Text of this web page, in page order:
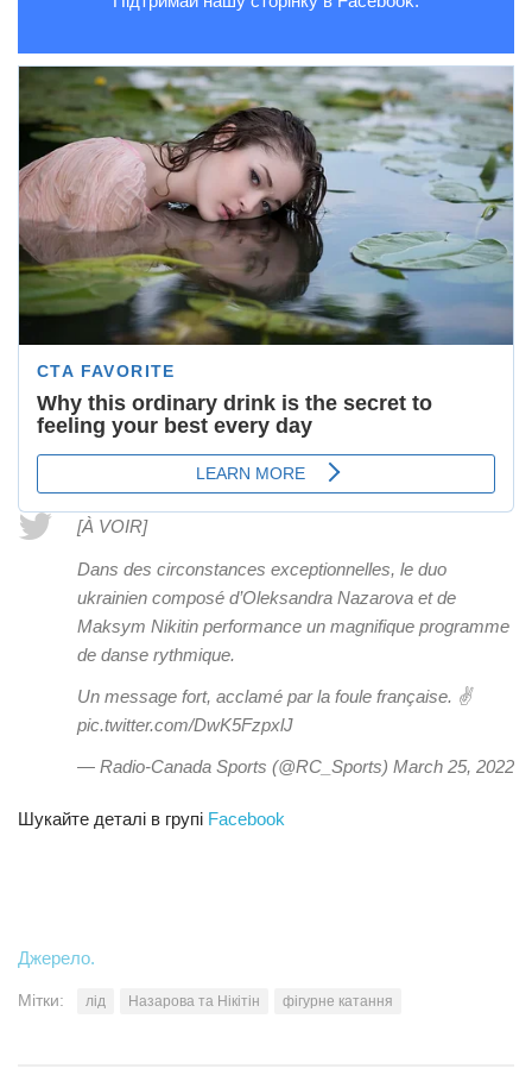
[À VOIR]
Dans des circonstances exceptionnelles, le duo
ukrainien composé d’Oleksandra Nazarova et de
Maksym Nikitin performance un magnifique programme
de danse rythmique.
Un message fort, acclamé par la foule française. ✌️
pic.twitter.com/DwK5FzpxlJ
— Radio-Canada Sports (@RC_Sports) March 25, 2022
Шукайте деталі в групі Facebook
Джерело.
Мітки: лід Назарова та Нікітін фігурне катання